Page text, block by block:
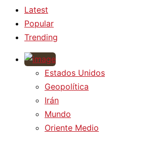
Latest
Popular
Trending
Estados Unidos
Geopolítica
Irán
Mundo
Oriente Medio